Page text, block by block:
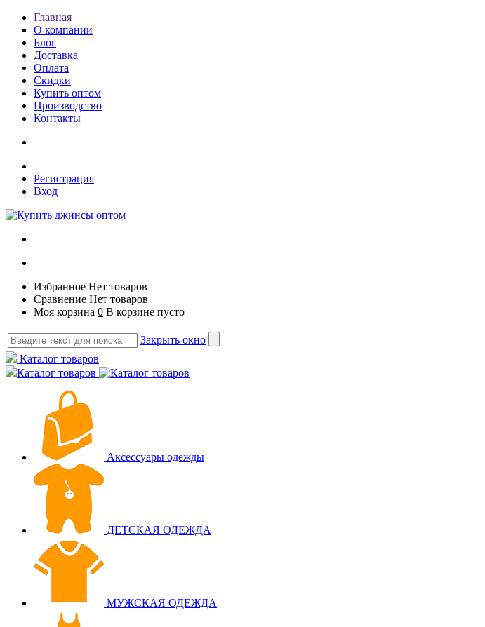
Главная
О компании
Блог
Доставка
Оплата
Скидки
Купить оптом
Производство
Контакты
Регистрация
Вход
Избранное Нет товаров
Сравнение Нет товаров
Моя корзина 0 В корзине пусто
Закрыть окно
Каталог товаров
Каталог товаров
Аксессуары одежды
ДЕТСКАЯ ОДЕЖДА
МУЖСКАЯ ОДЕЖДА